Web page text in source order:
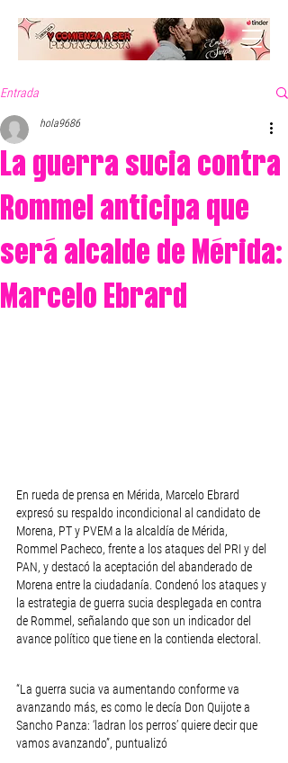
Entrada
La guerra sucia contra
Rommel anticipa que
será alcalde de Mérida:
Marcelo Ebrard
hola9686
En rueda de prensa en Mérida, Marcelo Ebrard
expresó su respaldo incondicional al candidato de
Morena, PT y PVEM a la alcaldía de Mérida,
Rommel Pacheco, frente a los ataques del PRI y del
PAN, y destacó la aceptación del abanderado de
Morena entre la ciudadanía. Condenó los ataques y
la estrategia de guerra sucia desplegada en contra
de Rommel, señalando que son un indicador del
avance político que tiene en la contienda electoral.
“La guerra sucia va aumentando conforme va
avanzando más, es como le decía Don Quijote a
Sancho Panza: ‘ladran los perros’ quiere decir que
vamos avanzando”, puntualizó